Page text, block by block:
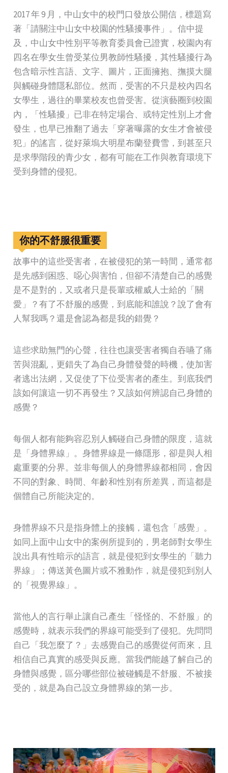
2017 年 9 月，中山女中的校門口發放公開信，標題寫
著「請關注中山女中校園的性騷擾事件」。信中提
及，中山女中性別平等教育委員會已證實，校園內有
四名在學女生曾受某位男教師性騷擾，其性騷擾行為
包含暗示性言語、文字、圖片，正面擁抱、撫摸大腿
與觸碰身體隱私部位。然而，受害的不只是校內四名
女學生，過往的畢業校友也曾受害。從演藝圈到校園
內，「性騷擾」已非在特定場合、或特定性別上才會
發生，也早已推翻了過去「穿著曝露的女生才會被侵
犯」的謠言，從好萊塢大明星布蘭登費雪，到甚至只
是求學階段的青少女，都有可能在工作與教育環境下
受到身體的侵犯。
你的不舒服很重要
故事中的這些受害者，在被侵犯的第一時間，通常都
是先感到困惑、噁心與害怕，但卻不清楚自己的感覺
是不是對的，又或者只是長輩或權威人士給的「關
愛」？有了不舒服的感覺，到底能和誰說？說了會有
人幫我嗎？還是會認為都是我的錯覺？
這些求助無門的心聲，往往也讓受害者獨自吞嚥了痛
苦與混亂，更錯失了為自己身體發聲的時機，使加害
者逃出法網，又促使了下位受害者的產生。到底我們
該如何讓這一切不再發生？又該如何辨認自己身體的
感覺？
每個人都有能夠容忍別人觸碰自己身體的限度，這就
是「身體界線」。身體界線是一條隱形，卻是與人相
處重要的分界。並非每個人的身體界線都相同，會因
不同的對象、時間、年齡和性別有所差異，而這都是
個體自己所能決定的。
身體界線不只是指身體上的接觸，還包含「感覺」。
如同上面中山女中的案例所提到的，男老師對女學生
說出具有性暗示的語言，就是侵犯到女學生的「聽力
界線」；傳送黃色圖片或不雅動作，就是侵犯到別人
的「視覺界線」。
當他人的言行舉止讓自己產生「怪怪的、不舒服」的
感覺時，就表示我們的界線可能受到了侵犯。先問問
自己「我怎麼了？」去感覺自己的感覺從何而來，且
相信自己真實的感受與反應。當我們能越了解自己的
身體與感覺，區分哪些部位被碰觸是不舒服、不被接
受的，就是為自己設立身體界線的第一步。